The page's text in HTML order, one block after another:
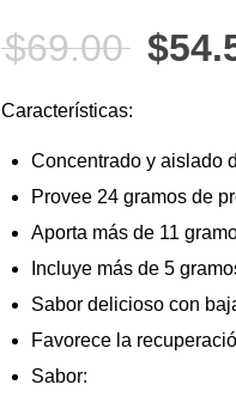
$69.00 El
$
Características:
Concentrado y aislado
Provee 24 gramos de
Aporta más de 11
Incluye más de 5
Sabor delicioso con
Favorece la
Sabor: